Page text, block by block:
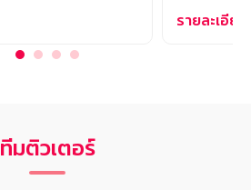
รายละเอียด
ทีมติวเตอร์